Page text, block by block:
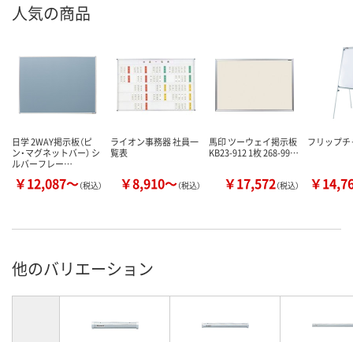
人気の商品
日学 2WAY掲示板（ピ
ン・マグネットバー） シ
ルバーフレー…
￥12,087～（税込）
ライオン事務器 社員一
覧表
￥8,910～（税込）
馬印 ツーウェイ掲示板
KB23-912 1枚 268-99…
￥17,572（税込）
フリップ
￥
他のバリエーション